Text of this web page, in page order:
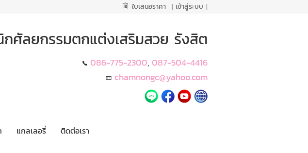
ใบเสนอราคา | เข้าสู่ระบบ |
ศัลยกรรมตกแต่งเสริมสวย รังสิต
086-775-2300, 087-504-4416
chamnongc@yahoo.com
แกลเลอรี่ ติดต่อเรา